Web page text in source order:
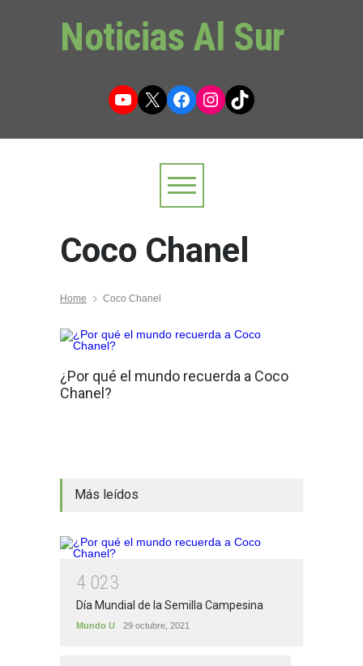
Noticias Al Sur
YouTube
X Facebook
Instagram
TikTok
Coco Chanel
Home Coco Chanel
¿Por qué el mundo recuerda a Coco
Chanel?
Más leídos
4 023
Día Mundial de la Semilla Campesina
Mundo U 29 octubre, 2021